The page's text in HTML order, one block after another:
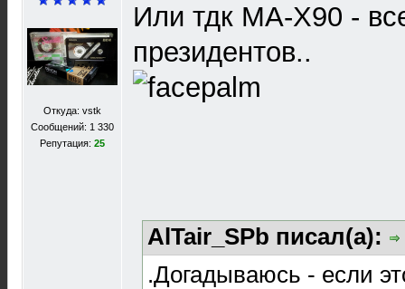
Откуда: vstk
Сообщений: 1 330
Репутация: 25
Или тдк МА-Х90 -
президентов..
AlTair_SPb писал(а):
.Догадываюсь - если